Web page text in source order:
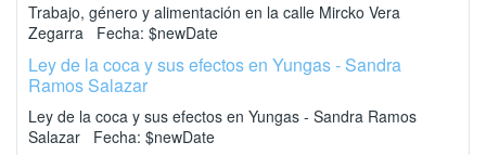
Trabajo, género y alimentación en la calle Mircko Vera
Zegarra Fecha: $newDate
Ley de la coca y sus efectos en Yungas - Sandra
Ramos Salazar
Ley de la coca y sus efectos en Yungas - Sandra Ramos
Salazar Fecha: $newDate